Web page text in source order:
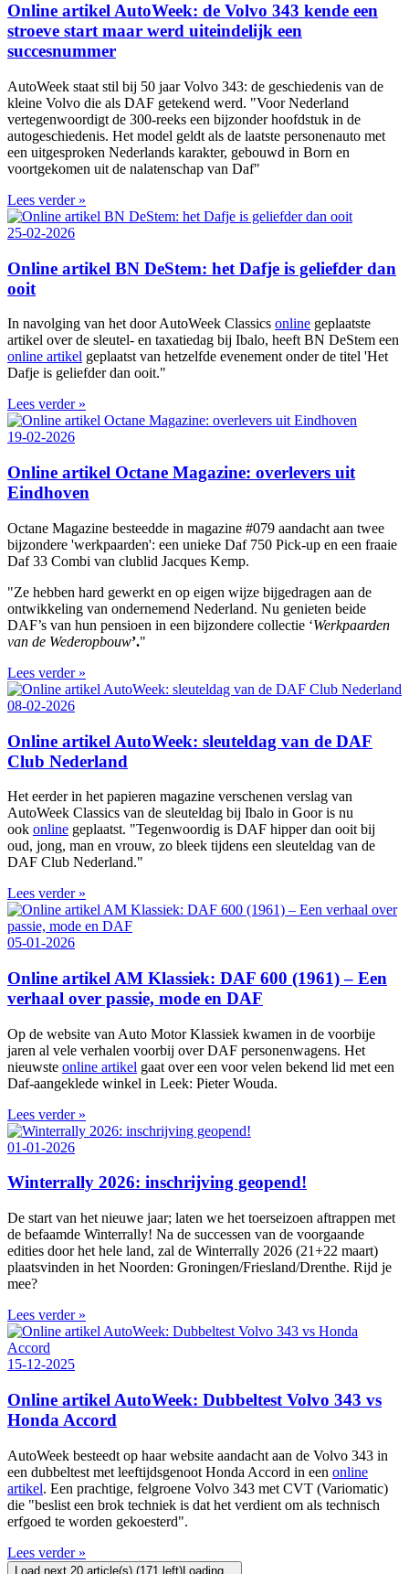
Online artikel AutoWeek: de Volvo 343 kende een
stroeve start maar werd uiteindelijk een
succesnummer
AutoWeek staat stil bij 50 jaar Volvo 343: de geschiedenis van de
kleine Volvo die als DAF getekend werd. "Voor Nederland
vertegenwoordigt de 300‑reeks een bijzonder hoofdstuk in de
autogeschiedenis. Het model geldt als de laatste personenauto met
een uitgesproken Nederlands karakter, gebouwd in Born en
voortgekomen uit de nalatenschap van Daf"
Lees verder »
25-02-2026
Online artikel BN DeStem: het Dafje is geliefder dan
ooit
In navolging van het door AutoWeek Classics online geplaatste
artikel over de sleutel- en taxatiedag bij Ibalo, heeft BN DeStem een
online artikel geplaatst van hetzelfde evenement onder de titel 'Het
Dafje is geliefder dan ooit."
Lees verder »
19-02-2026
Online artikel Octane Magazine: overlevers uit
Eindhoven
Octane Magazine besteedde in magazine #079 aandacht aan twee
bijzondere 'werkpaarden': een unieke Daf 750 Pick-up en een fraaie
Daf 33 Combi van clublid Jacques Kemp.
"Ze hebben hard gewerkt en op eigen wijze bijgedragen aan de
ontwikkeling van ondernemend Nederland. Nu genieten beide
DAF’s van hun pensioen in een bijzondere collectie ‘Werkpaarden
van de Wederopbouw’."
Lees verder »
08-02-2026
Online artikel AutoWeek: sleuteldag van de DAF
Club Nederland
Het eerder in het papieren magazine verschenen verslag van
AutoWeek Classics van de sleuteldag bij Ibalo in Goor is nu
ook online geplaatst. "Tegenwoordig is DAF hipper dan ooit bij
oud, jong, man en vrouw, zo bleek tijdens een sleuteldag van de
DAF Club Nederland."
Lees verder »
05-01-2026
Online artikel AM Klassiek: DAF 600 (1961) – Een
verhaal over passie, mode en DAF
Op de website van Auto Motor Klassiek kwamen in de voorbije
jaren al vele verhalen voorbij over DAF personenwagens. Het
nieuwste online artikel gaat over een voor velen bekend lid met een
Daf-aangeklede winkel in Leek: Pieter Wouda.
Lees verder »
01-01-2026
Winterrally 2026: inschrijving geopend!
De start van het nieuwe jaar; laten we het toerseizoen aftrappen met
de befaamde Winterrally! Na de successen van de voorgaande
edities door het hele land, zal de Winterrally 2026 (21+22 maart)
plaatsvinden in het Noorden: Groningen/Friesland/Drenthe. Rijd je
mee?
Lees verder »
15-12-2025
Online artikel AutoWeek: Dubbeltest Volvo 343 vs
Honda Accord
AutoWeek besteedt op haar website aandacht aan de Volvo 343 in
een dubbeltest met leeftijdsgenoot Honda Accord in een online
artikel. Een prachtige, felgroene Volvo 343 met CVT (Variomatic)
die "beslist een brok techniek is dat het verdient om als technisch
erfgoed te worden gekoesterd".
Lees verder »
Load next 20 article(s) (171 left)Loading...